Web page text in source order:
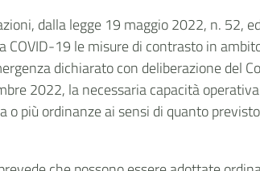
dalla legge 19 maggio 2022, n. 52,
COVID-19 le misure di contrasto in
dichiarato con deliberazione del
2022, la necessaria capacità
più ordinanze ai sensi di quanto